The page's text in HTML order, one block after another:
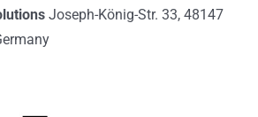
Joseph-König-Str. 33, 48147